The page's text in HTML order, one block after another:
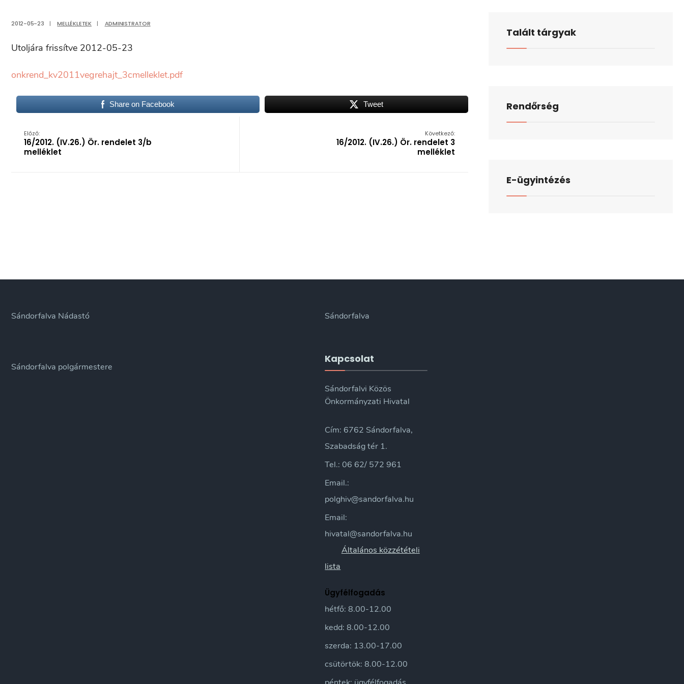
2012-05-23 | MELLÉKLETEK | ADMINISTRATOR
Utoljára frissítve 2012-05-23
onkrend_kv2011vegrehajt_3cmelleklet.pdf
Share on Facebook Tweet
Előző:
16/2012. (IV.26.) Ör. rendelet 3/b
melléklet
Következő:
16/2012. (IV.26.) Ör. rendelet 3
melléklet
Talált tárgyak
Rendőrség
E-ügyintézés
Sándorfalva Nádastó
Sándorfalva polgármestere
Sándorfalva
Kapcsolat
Sándorfalvi Közös
Önkormányzati Hivatal
Cím: 6762 Sándorfalva,
Szabadság tér 1.
Tel.: 06 62/ 572 961
Email.:
polghiv@sandorfalva.hu
Email:
hivatal@sandorfalva.hu
Általános közzétételi
lista
Ügyfélfogadás
hétfő: 8.00-12.00
kedd: 8.00-12.00
szerda: 13.00-17.00
csütörtök: 8.00-12.00